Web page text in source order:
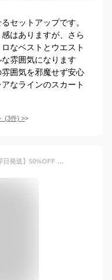
セットアップです。
はありますが、さら
なベストとウエスト
雰囲気になります
囲気を邪魔せず安心
なラインのスカート
(3件) >
＼クーポン利用で7490円／【365日即日発送】50%OFF セレモニースーツ 入学式 ママスーツ 卒業式 スーツ 母親 パンツ セットアップ 入園式 卒園式 お宮参り 七五三 レディース フォーマル 黒 ネイビー カジュアル おしゃれ コーデ かっこいい 試着チケット対象